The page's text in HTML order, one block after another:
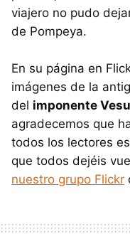
viajero no pudo
de Pompeya.
En su página en
imágenes de la
del imponente
agradecemos que
todos los lectores
que todos dejéis
nuestro grupo Flickr